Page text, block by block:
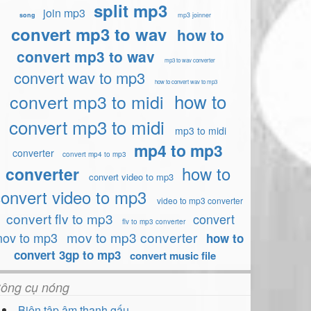
song join mp3 split mp3 mp3 joinner
convert mp3 to wav how to
convert mp3 to wav
mp3 to wav converter
convert wav to mp3 how to convert wav to mp3
convert mp3 to midi how to
convert mp3 to midi
mp3 to midi
converter
convert mp4 to mp3
mp4 to mp3
converter
convert video to mp3
how to
video to mp3
video to mp3 converter
convert flv to mp3 flv to mp3 converter
convert
to mp3 mov to mp3 converter
how to
convert 3gp to mp3 convert music file
cụ nóng